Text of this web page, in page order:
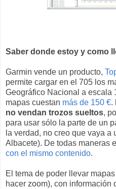
Saber donde estoy y como
Garmin vende un producto,
permite cargar en el 705 los
Geográfico Nacional a escala
mapas cuestan más de 150 €.
no vendan trozos sueltos,
para usar sólo la parte de un
la verdad, no creo que vaya a
Albacete). De todas maneras
con el mismo contenido.
El tema de poder llevar
hacer zoom), con información